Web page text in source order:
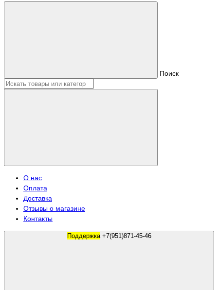
Поиск
О нас
Оплата
Доставка
Отзывы о магазине
Контакты
Поддержка +7(951)871-45-46